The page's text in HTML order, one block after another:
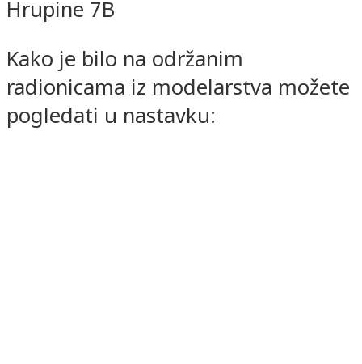
Hrupine 7B
Kako je bilo na održanim
radionicama iz modelarstva možete
pogledati u nastavku: